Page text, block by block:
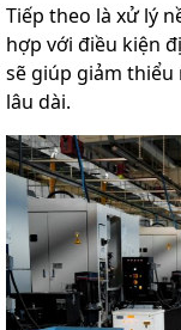
Tiếp theo là xử lý
hợp với điều kiện
sẽ giúp giảm
lâu dài.